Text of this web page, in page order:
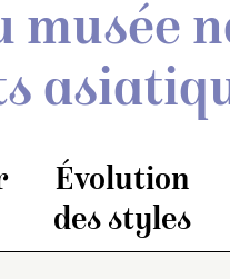
musée
Évolution
des styles